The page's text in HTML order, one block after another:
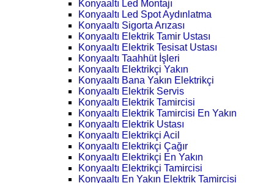
Konyaaltı Led Montajı
Konyaaltı Led Spot Aydınlatma
Konyaaltı Sigorta Arızası
Konyaaltı Elektrik Tamir Ustası
Konyaaltı Elektrik Tesisat Ustası
Konyaaltı Taahhüt İşleri
Konyaaltı Elektrikçi Yakın
Konyaaltı Bana Yakın Elektrikçi
Konyaaltı Elektrik Servis
Konyaaltı Elektrik Tamircisi
Konyaaltı Elektrik Tamircisi En Yakın
Konyaaltı Elektrik Ustası
Konyaaltı Elektrikçi Acil
Konyaaltı Elektrikçi Çağır
Konyaaltı Elektrikçi En Yakın
Konyaaltı Elektrikçi Tamircisi
Konyaaltı En Yakın Elektrik Tamircisi